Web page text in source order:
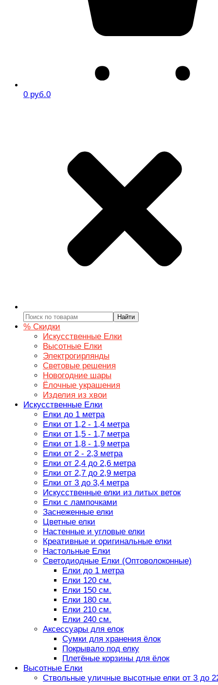
0 руб.0
Найти
% Скидки
Искусственные Елки
Высотные Елки
Электрогирлянды
Световые решения
Новогодние шары
Ёлочные украшения
Изделия из хвои
Искусственные Елки
Елки до 1 метра
Елки от 1,2 - 1,4 метра
Елки от 1,5 - 1,7 метра
Елки от 1,8 - 1,9 метра
Елки от 2 - 2,3 метра
Елки от 2,4 до 2,6 метра
Елки от 2,7 до 2,9 метра
Елки от 3 до 3,4 метра
Искусственные елки из литых веток
Елки с лампочками
Заснеженные елки
Цветные елки
Настенные и угловые елки
Креативные и оригинальные елки
Настольные Елки
Светодиодные Елки (Оптоволоконные)
Елки до 1 метра
Елки 120 см.
Елки 150 см.
Елки 180 см.
Елки 210 см.
Елки 240 см.
Аксессуары для елок
Сумки для хранения ёлок
Покрывало под елку
Плетёные корзины для ёлок
Высотные Елки
Ствольные уличные высотные елки от 3 до